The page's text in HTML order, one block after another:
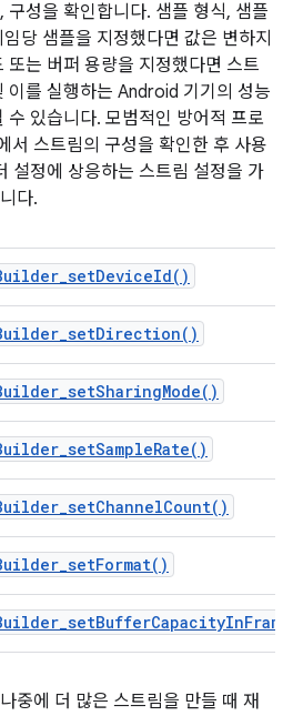
구성을 확인합니다. 샘플 형식, 샘플
당 샘플을 지정했다면 값은 변하지
또는 버퍼 용량을 지정했다면 스트
이를 실행하는 Android 기기의 성능
수 있습니다. 모범적인 방어적 프로
서 스트림의 구성을 확인한 후 사용
설정에 상응하는 스트림 설정을 가
다.
중에 더 많은 스트림을 만들 때 재